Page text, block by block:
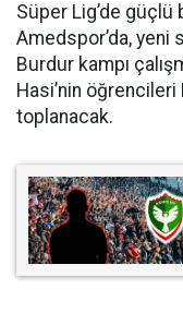
Süper Lig’de güçlü
Amedspor’da, yeni
Burdur kampı
Hasi’nin öğrencileri
toplanacak.